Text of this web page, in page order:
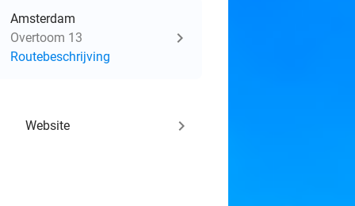
Amsterdam
Overtoom 13
Routebeschrijving
Website keyboard_arrow_right